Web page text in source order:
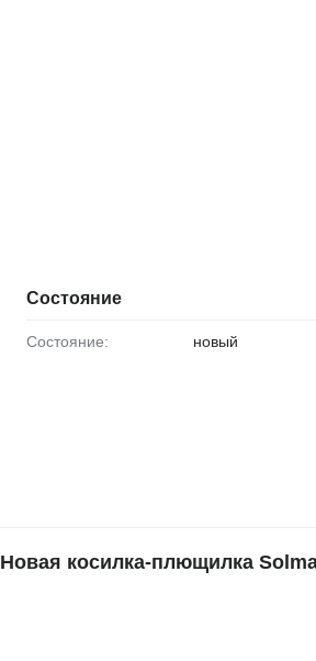
Состояние
Состояние: новый
косилка-плющилка